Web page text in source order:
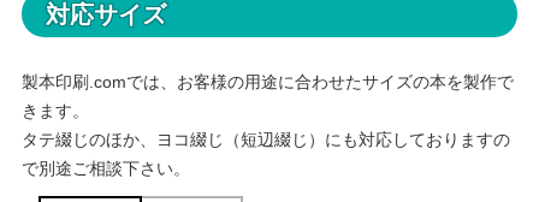
対応サイズ
製本印刷.comでは、お客様の用途に合わせたサイズの本を製作で
きます。
タテ綴じのほか、ヨコ綴じ（短辺綴じ）にも対応しておりますの
で別途ご相談下さい。